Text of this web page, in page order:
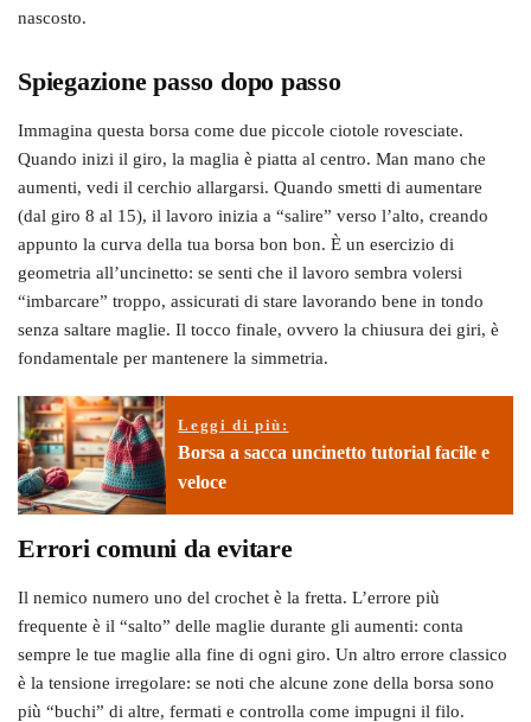
nascosto.
Spiegazione passo dopo passo
Immagina questa borsa come due piccole ciotole rovesciate.
Quando inizi il giro, la maglia è piatta al centro. Man mano che
aumenti, vedi il cerchio allargarsi. Quando smetti di aumentare
(dal giro 8 al 15), il lavoro inizia a “salire” verso l’alto, creando
appunto la curva della tua borsa bon bon. È un esercizio di
geometria all’uncinetto: se senti che il lavoro sembra volersi
“imbarcare” troppo, assicurati di stare lavorando bene in tondo
senza saltare maglie. Il tocco finale, ovvero la chiusura dei giri, è
fondamentale per mantenere la simmetria.
Leggi di più:
Borsa a sacca uncinetto tutorial facile e
veloce
Errori comuni da evitare
Il nemico numero uno del crochet è la fretta. L’errore più
frequente è il “salto” delle maglie durante gli aumenti: conta
sempre le tue maglie alla fine di ogni giro. Un altro errore classico
è la tensione irregolare: se noti che alcune zone della borsa sono
più “buchi” di altre, fermati e controlla come impugni il filo.